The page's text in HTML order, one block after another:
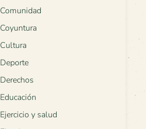
Comunidad
Coyuntura
Cultura
Deporte
Derechos
Educación
Ejercicio y salud